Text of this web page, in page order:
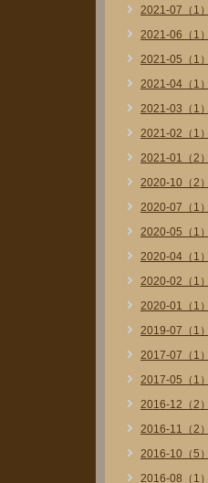
2021-07（1）
2021-06（1）
2021-05（1）
2021-04（1）
2021-03（1）
2021-02（1）
2021-01（2）
2020-10（2）
2020-07（1）
2020-05（1）
2020-04（1）
2020-02（1）
2020-01（1）
2019-07（1）
2017-07（1）
2017-05（1）
2016-12（2）
2016-11（2）
2016-10（5）
2016-08（1）